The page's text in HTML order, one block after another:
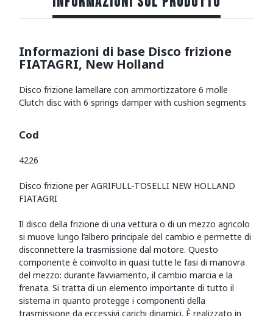
Informazioni di base Disco frizione
FIATAGRI, New Holland
Disco frizione lamellare con ammortizzatore 6 molle
Clutch disc with 6 springs damper with cushion segments
Cod
4226
Disco frizione per AGRIFULL-TOSELLI NEW HOLLAND
FIATAGRI
Il disco della frizione di una vettura o di un mezzo agricolo
si muove lungo l’albero principale del cambio e permette di
disconnettere la trasmissione dal motore. Questo
componente è coinvolto in quasi tutte le fasi di manovra
del mezzo: durante l’avviamento, il cambio marcia e la
frenata. Si tratta di un elemento importante di tutto il
sistema in quanto protegge i componenti della
trasmissione da eccessivi carichi dinamici. È realizzato in